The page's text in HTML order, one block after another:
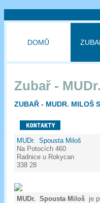
DOMŮ
Zubař -
ZUBAŘ - MUDR. MILOŠ
MUDr. Spousta Miloš
Na Potocích 460
Radnice u Rokycan
338 28
MUDr. Spousta Miloš je